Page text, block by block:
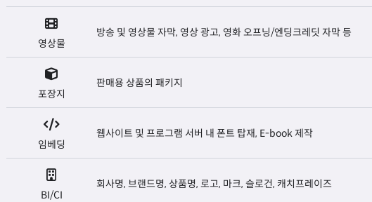
영상물
방송 및 영상물 자막, 영상 광고, 영화 오프닝/엔딩크레딧 자막 등
포장지
판매용 상품의 패키지
임베딩
웹사이트 및 프로그램 서버 내 폰트 탑재, E-book 제작
BI/CI
회사명, 브랜드명, 상품명, 로고, 마크, 슬로건, 캐치프레이즈